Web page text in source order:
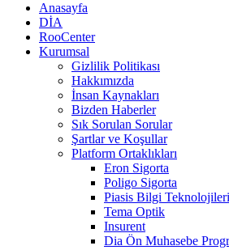
Anasayfa
DİA
RooCenter
Kurumsal
Gizlilik Politikası
Hakkımızda
İnsan Kaynakları
Bizden Haberler
Sık Sorulan Sorular
Şartlar ve Koşullar
Platform Ortaklıkları
Eron Sigorta
Poligo Sigorta
Piasis Bilgi Teknolojileri
Tema Optik
Insurent
Dia Ön Muhasebe